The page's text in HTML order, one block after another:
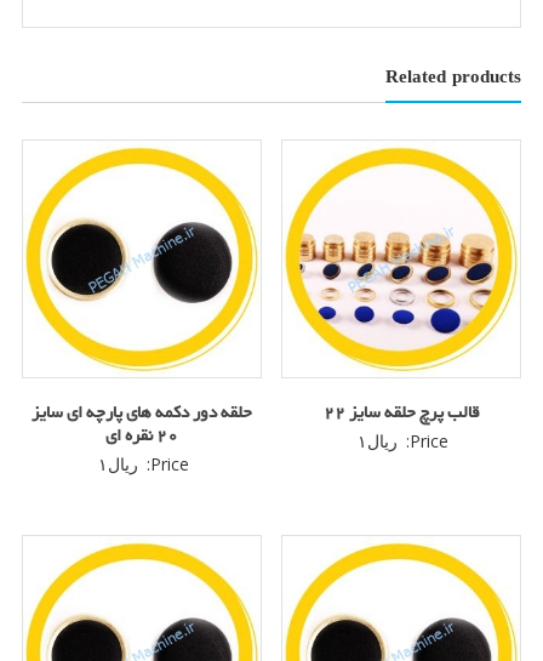
Related products
قالب پرچ حلقه سایز ۲۲
Price: ریال ۱
حلقه دور دکمه های پارچه ای سایز
۲۰ نقره ای
Price: ریال ۱